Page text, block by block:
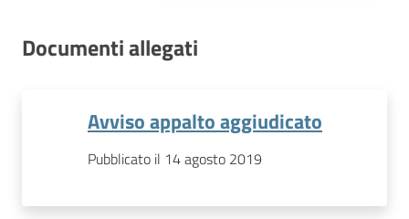
Documenti allegati
Avviso appalto aggiudicato
Pubblicato il 14 agosto 2019